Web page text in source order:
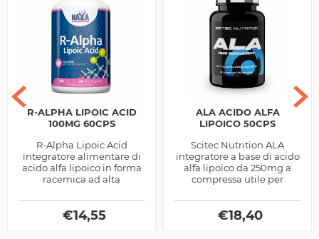
R-ALPHA LIPOIC ACID
100MG 60CPS
R-Alpha Lipoic Acid
integratore alimentare di
acido alfa lipoico in forma
racemica ad alta
ottimo come antiossidante
ma anche per...
€14,55
ALA ACIDO ALFA
LIPOICO 50CPS
Scitec Nutrition ALA
integratore a base di acido
alfa lipoico da 250mg a
compressa utile per
dei radicali liberi e
regolarizzare la...
€18,40